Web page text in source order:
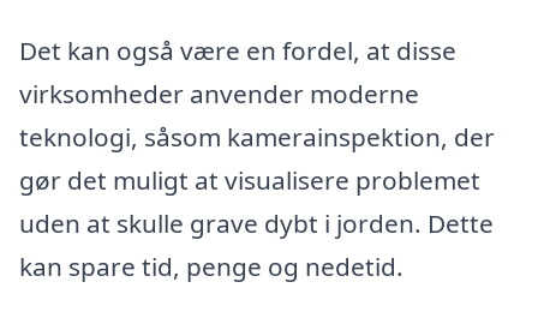
Det kan også være en fordel, at disse
virksomheder anvender moderne
teknologi, såsom kamerainspektion, der
gør det muligt at visualisere problemet
uden at skulle grave dybt i jorden. Dette
kan spare tid, penge og nedetid.